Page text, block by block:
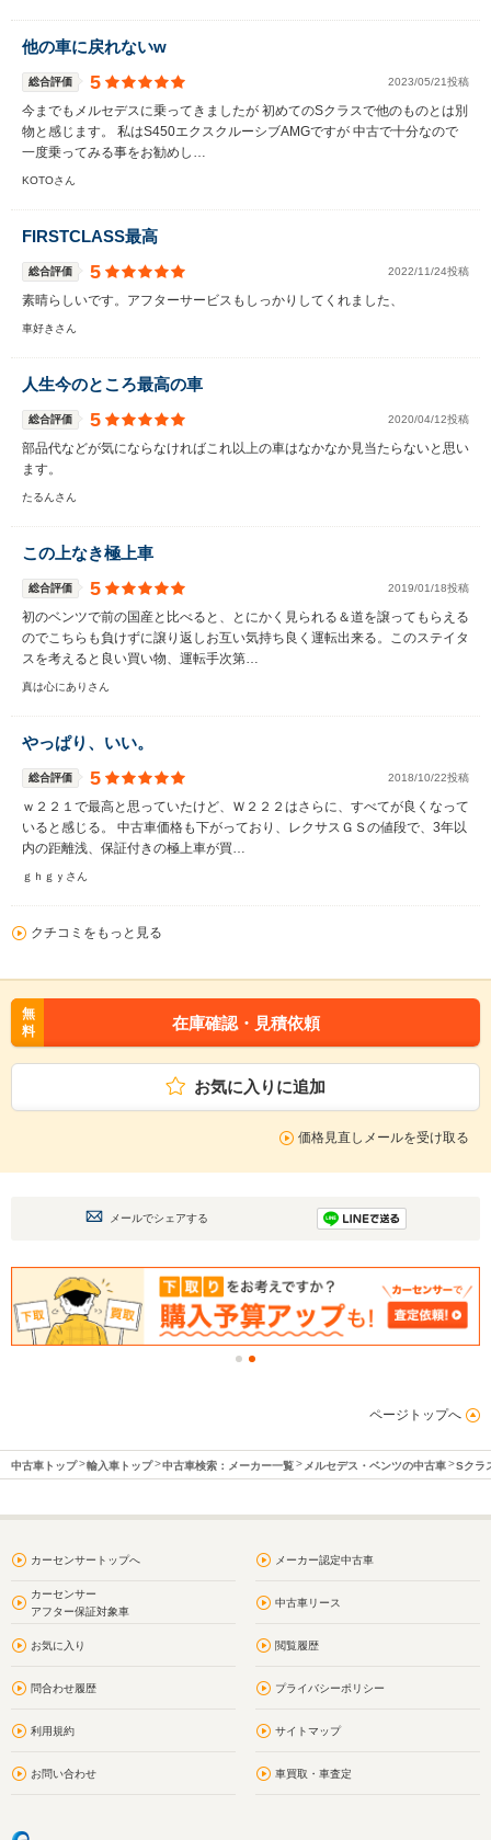
他の車に戻れないw
総合評価 5 2023/05/21投稿
今までもメルセデスに乗ってきましたが 初めてのSクラスで他のものとは別
物と感じます。 私はS450エクスクルーシブAMGですが 中古で十分なので
一度乗ってみる事をお勧めし…
KOTOさん
FIRSTCLASS最高
総合評価 5 2022/11/24投稿
素晴らしいです。アフターサービスもしっかりしてくれました、
車好きさん
人生今のところ最高の車
総合評価 5 2020/04/12投稿
部品代などが気にならなければこれ以上の車はなかなか見当たらないと思い
ます。
たるんさん
この上なき極上車
総合評価 5 2019/01/18投稿
初のベンツで前の国産と比べると、とにかく見られる＆道を譲ってもらえる
のでこちらも負けずに譲り返しお互い気持ち良く運転出来る。このステイタ
スを考えると良い買い物、運転手次第…
真は心にありさん
やっぱり、いい。
総合評価 5 2018/10/22投稿
ｗ２２１で最高と思っていたけど、Ｗ２２２はさらに、すべてが良くなって
いると感じる。 中古車価格も下がっており、レクサスＧＳの値段で、3年以
内の距離浅、保証付きの極上車が買…
ｇｈｇｙさん
クチコミをもっと見る
無
料
在庫確認・見積依頼
お気に入りに追加
価格見直しメールを受け取る
メールでシェアする
ページトップへ
中古車トップ 輸入車トップ 中古車検索：メーカー一覧 メルセデス・ベンツの中古車 Sクラ
カーセンサートップへ メーカー認定中古車
カーセンサー
アフター保証対象車
中古車リース
お気に入り 閲覧履歴
問合わせ履歴 プライバシーポリシー
利用規約 サイトマップ
お問い合わせ 車買取・車査定